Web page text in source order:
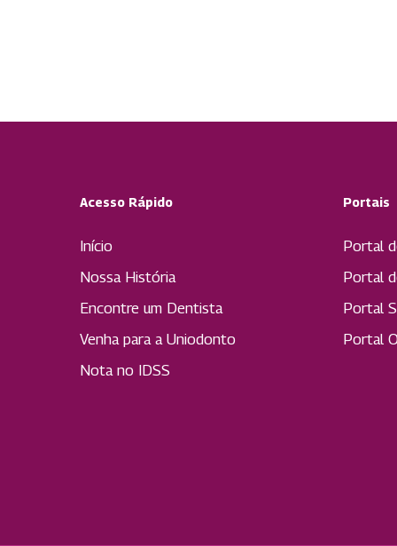
Acesso Rápido
Início
Nossa História
Encontre um Dentista
Venha para a Uniodonto
Nota no IDSS
Portais
Portal
Portal
Portal
Portal